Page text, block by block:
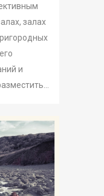
залах
и